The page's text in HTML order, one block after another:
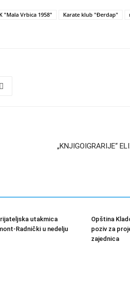
"Mala Vrbica 1958" Karate klub "Đerdap"
„KNJIGOIGRARIJE“
utakmica
Radnički u nedelju
Opština
poziv za
zajednica